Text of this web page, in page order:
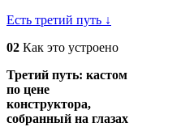
Есть третий путь ↓
02 Как это устроено
Третий путь: кастом
по цене
конструктора,
собранный на глазах